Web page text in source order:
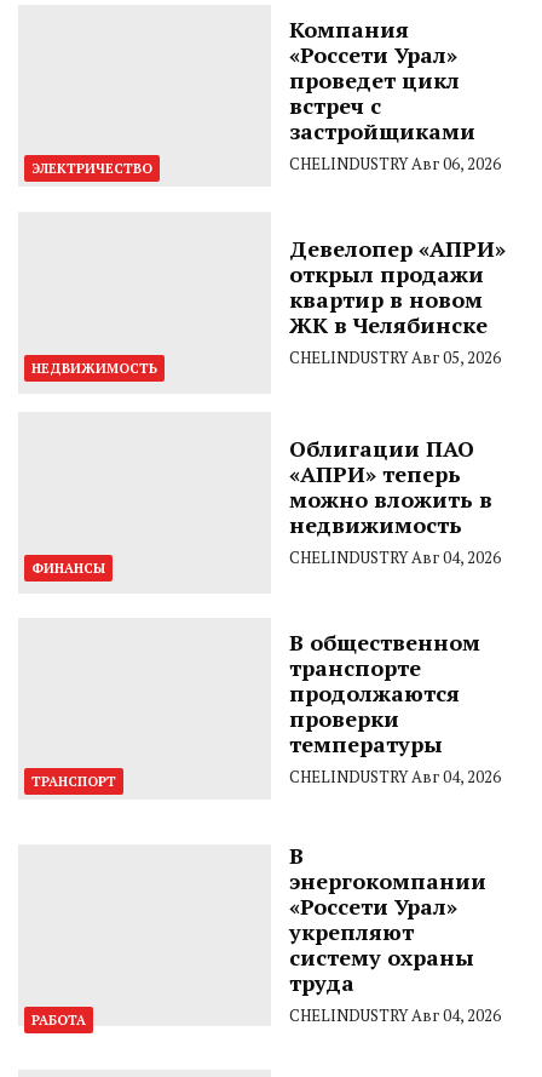
ЭЛЕКТРИЧЕСТВО
Компания
«Россети Урал»
проведет цикл
встреч с
застройщиками
CHELINDUSTRYАвг 06, 2026
НЕДВИЖИМОСТЬ
Девелопер «АПРИ»
открыл продажи
квартир в новом
ЖК в Челябинске
CHELINDUSTRYАвг 05, 2026
ФИНАНСЫ
Облигации ПАО
«АПРИ» теперь
можно вложить в
недвижимость
CHELINDUSTRYАвг 04, 2026
ТРАНСПОРТ
В общественном
транспорте
продолжаются
проверки
температуры
CHELINDUSTRYАвг 04, 2026
РАБОТА
В
энергокомпании
«Россети Урал»
укрепляют
систему охраны
труда
CHELINDUSTRYАвг 04, 2026